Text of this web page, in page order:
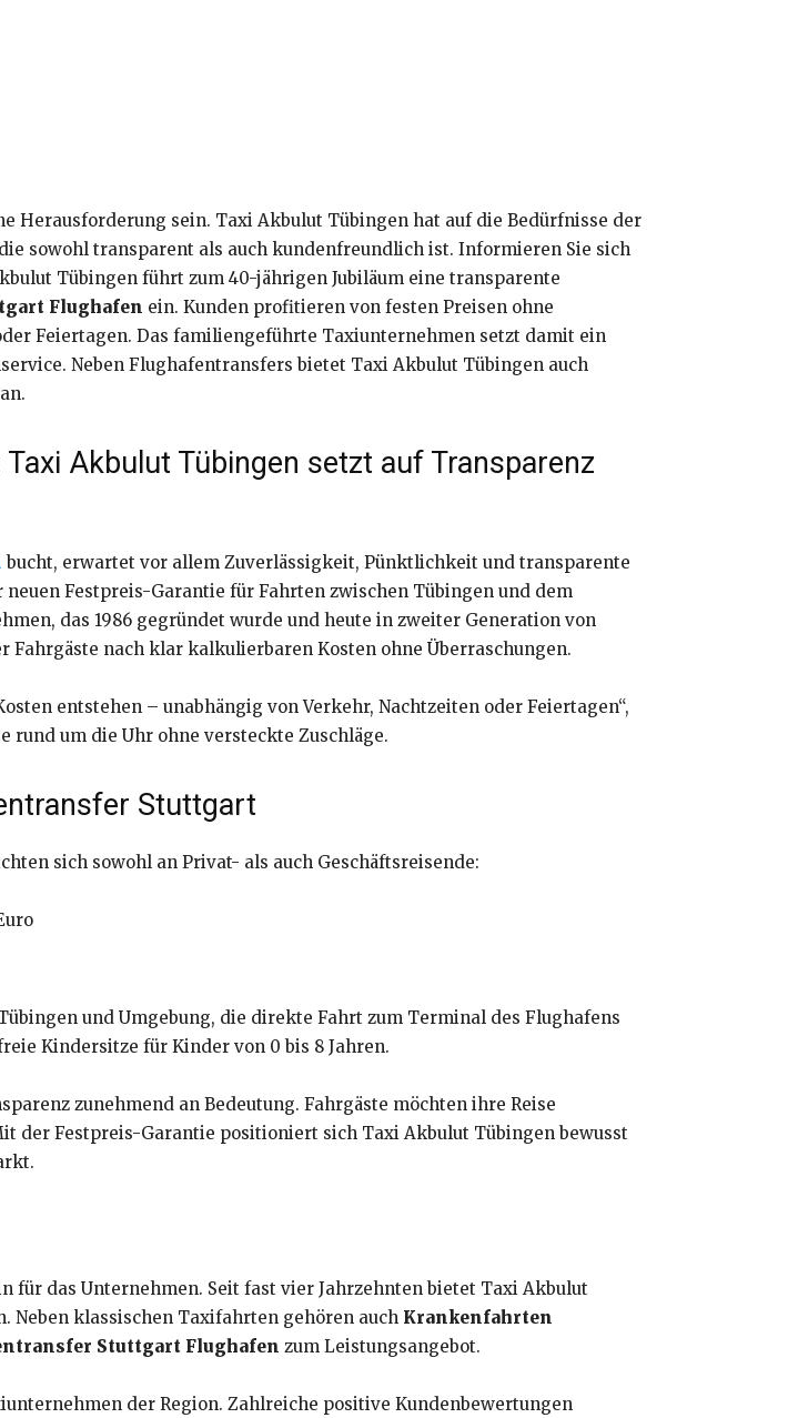
Herausforderung sein. Taxi Akbulut Tübingen hat auf die Bedürfnisse der
sowohl transparent als auch kundenfreundlich ist. Informieren Sie sich
Tübingen führt zum 40-jährigen Jubiläum eine transparente
Flughafen ein. Kunden profitieren von festen Preisen ohne
Feiertagen. Das familiengeführte Taxiunternehmen setzt damit ein
Neben Flughafentransfers bietet Taxi Akbulut Tübingen auch
Akbulut Tübingen setzt auf Transparenz
bucht, erwartet vor allem Zuverlässigkeit, Pünktlichkeit und transparente
Festpreis-Garantie für Fahrten zwischen Tübingen und dem
das 1986 gegründet wurde und heute in zweiter Generation von
nach klar kalkulierbaren Kosten ohne Überraschungen.
entstehen – unabhängig von Verkehr, Nachtzeiten oder Feiertagen“,
rund um die Uhr ohne versteckte Zuschläge.
Stuttgart
sich sowohl an Privat- als auch Geschäftsreisende:
und Umgebung, die direkte Fahrt zum Terminal des Flughafens
Kindersitze für Kinder von 0 bis 8 Jahren.
zunehmend an Bedeutung. Fahrgäste möchten ihre Reise
der Festpreis-Garantie positioniert sich Taxi Akbulut Tübingen bewusst
das Unternehmen. Seit fast vier Jahrzehnten bietet Taxi Akbulut
Neben klassischen Taxifahrten gehören auch Krankenfahrten
Stuttgart Flughafen zum Leistungsangebot.
der Region. Zahlreiche positive Kundenbewertungen